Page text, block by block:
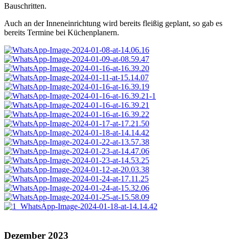
Bauschritten.
Auch an der Inneneinrichtung wird bereits fleißig geplant, so gab es
bereits Termine bei Küchenplanern.
Dezember 2023